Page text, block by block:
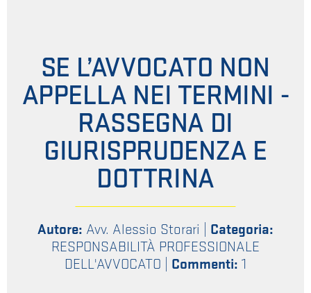
SE L’AVVOCATO NON
APPELLA NEI TERMINI -
RASSEGNA DI
GIURISPRUDENZA E
DOTTRINA
Autore: Avv. Alessio Storari
Categoria:
RESPONSABILITÀ PROFESSIONALE
DELL'AVVOCATO
Commenti: 1